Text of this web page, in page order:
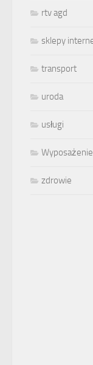
rtv agd
sklepy
transport
uroda
usługi
zdrowie